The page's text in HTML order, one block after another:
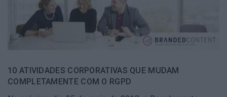
10 ATIVIDADES CORPORATIVAS QUE MUDAM
COMPLETAMENTE COM O RGPD